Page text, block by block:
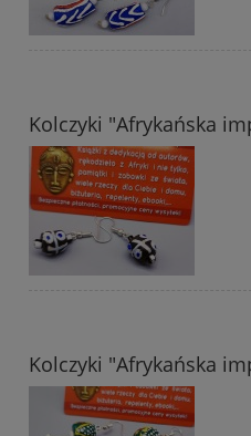
Kolczyki "Afrykańska
Kolczyki "Afrykańska